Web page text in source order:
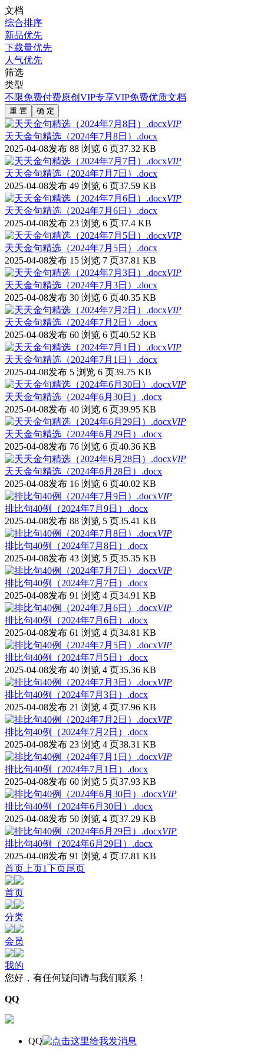
文档
综合排序
新品优先
下载量优先
人气优先
筛选
类型
不限免费付费原创 VIP专享VIP免费优质文档
重 置 确 定
VIP
天天金句精选（2024年7月8日）.docx
2025-04-08发布 88 浏览 6 页37.32 KB
VIP
天天金句精选（2024年7月7日）.docx
2025-04-08发布 49 浏览 6 页37.59 KB
VIP
天天金句精选（2024年7月6日）.docx
2025-04-08发布 23 浏览 6 页37.4 KB
VIP
天天金句精选（2024年7月5日）.docx
2025-04-08发布 15 浏览 7 页37.81 KB
VIP
天天金句精选（2024年7月3日）.docx
2025-04-08发布 30 浏览 6 页40.35 KB
VIP
天天金句精选（2024年7月2日）.docx
2025-04-08发布 60 浏览 6 页40.52 KB
VIP
天天金句精选（2024年7月1日）.docx
2025-04-08发布 5 浏览 6 页39.75 KB
VIP
天天金句精选（2024年6月30日）.docx
2025-04-08发布 40 浏览 6 页39.95 KB
VIP
天天金句精选（2024年6月29日）.docx
2025-04-08发布 76 浏览 6 页40.36 KB
VIP
天天金句精选（2024年6月28日）.docx
2025-04-08发布 16 浏览 6 页40.02 KB
VIP
排比句40例（2024年7月9日）.docx
2025-04-08发布 88 浏览 5 页35.41 KB
VIP
排比句40例（2024年7月8日）.docx
2025-04-08发布 43 浏览 5 页35.35 KB
VIP
排比句40例（2024年7月7日）.docx
2025-04-08发布 91 浏览 4 页34.91 KB
VIP
排比句40例（2024年7月6日）.docx
2025-04-08发布 61 浏览 4 页34.81 KB
VIP
排比句40例（2024年7月5日）.docx
2025-04-08发布 40 浏览 4 页35.36 KB
VIP
排比句40例（2024年7月3日）.docx
2025-04-08发布 21 浏览 4 页37.96 KB
VIP
排比句40例（2024年7月2日）.docx
2025-04-08发布 23 浏览 4 页38.31 KB
VIP
排比句40例（2024年7月1日）.docx
2025-04-08发布 60 浏览 5 页37.93 KB
VIP
排比句40例（2024年6月30日）.docx
2025-04-08发布 50 浏览 4 页37.29 KB
VIP
排比句40例（2024年6月29日）.docx
2025-04-08发布 91 浏览 4 页37.81 KB
首页 上页1下页尾页
首页
分类
会员
我的
您好，有任何疑问请与我们联系！
QQ
QQ